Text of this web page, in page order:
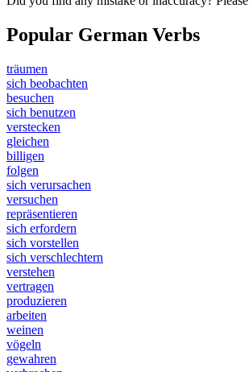
Popular German Verbs
träumen
sich beobachten
besuchen
sich benutzen
verstecken
gleichen
billigen
folgen
sich verursachen
versuchen
repräsentieren
sich erfordern
sich vorstellen
sich verschlechtern
verstehen
vertragen
produzieren
arbeiten
weinen
vögeln
gewahren